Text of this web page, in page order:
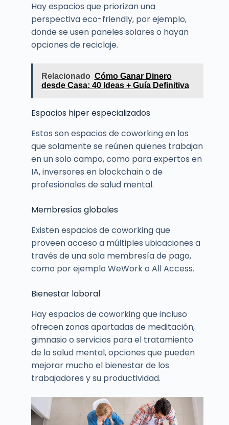
Hay espacios que priorizan una
perspectiva eco-friendly, por ejemplo,
donde se usen paneles solares o hayan
opciones de reciclaje.
Relacionado Cómo Ganar Dinero
desde Casa: 40 Ideas + Guía Definitiva
Espacios hiper especializados
Estos son espacios de coworking en los
que solamente se reúnen quienes trabajan
en un solo campo, como para expertos en
IA, inversores en blockchain o de
profesionales de salud mental.
Membresías globales
Existen espacios de coworking que
proveen acceso a múltiples ubicaciones a
través de una sola membresía de pago,
como por ejemplo WeWork o All Access.
Bienestar laboral
Hay espacios de coworking que incluso
ofrecen zonas apartadas de meditación,
gimnasio o servicios para el tratamiento
de la salud mental, opciones que pueden
mejorar mucho el bienestar de los
trabajadores y su productividad.